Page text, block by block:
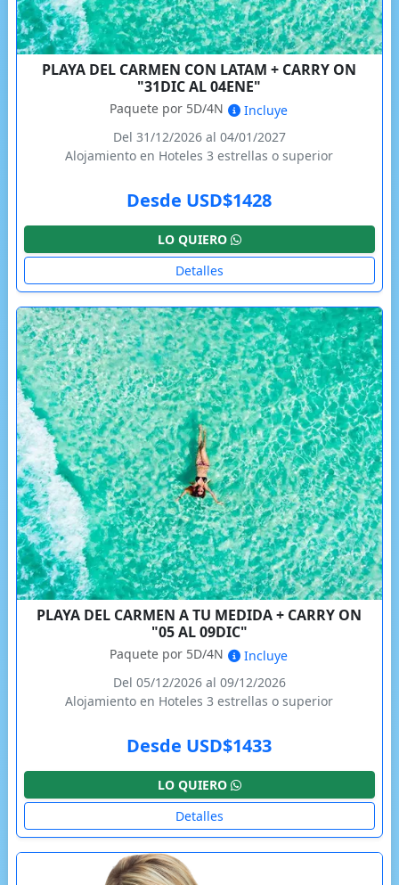
PLAYA DEL CARMEN CON LATAM + CARRY ON
"31DIC AL 04ENE"
Paquete por 5D/4N
Incluye
Del 31/12/2026 al 04/01/2027
Alojamiento en Hoteles 3 estrellas o superior
Desde USD$1428
LO QUIERO
Detalles
PLAYA DEL CARMEN A TU MEDIDA + CARRY ON
"05 AL 09DIC"
Paquete por 5D/4N
Incluye
Del 05/12/2026 al 09/12/2026
Alojamiento en Hoteles 3 estrellas o superior
Desde USD$1433
LO QUIERO
Detalles